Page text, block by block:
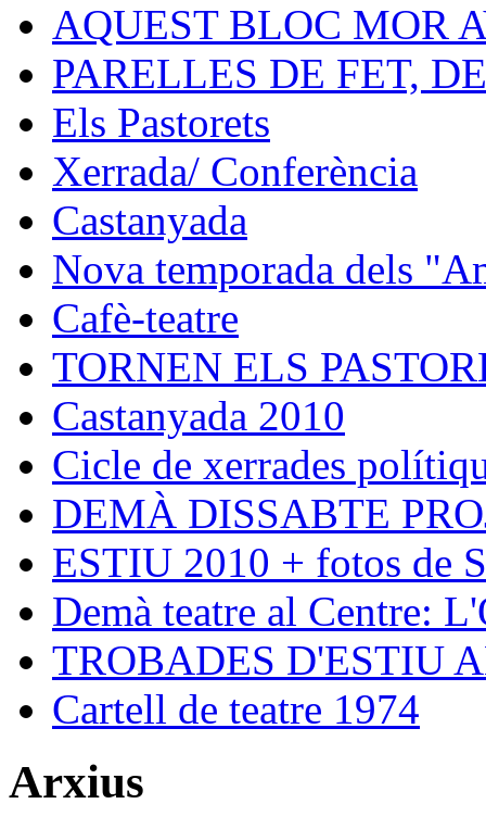
AQUEST BLOC MOR
PARELLES DE FET,
Els Pastorets
Xerrada/ Conferència
Castanyada
Nova temporada dels
Cafè-teatre
TORNEN ELS
Castanyada 2010
Cicle de xerrades
DEMÀ DISSABTE
ESTIU 2010 + fotos de
Demà teatre al Centre:
TROBADES D'ESTIU
Cartell de teatre 1974
Arxius